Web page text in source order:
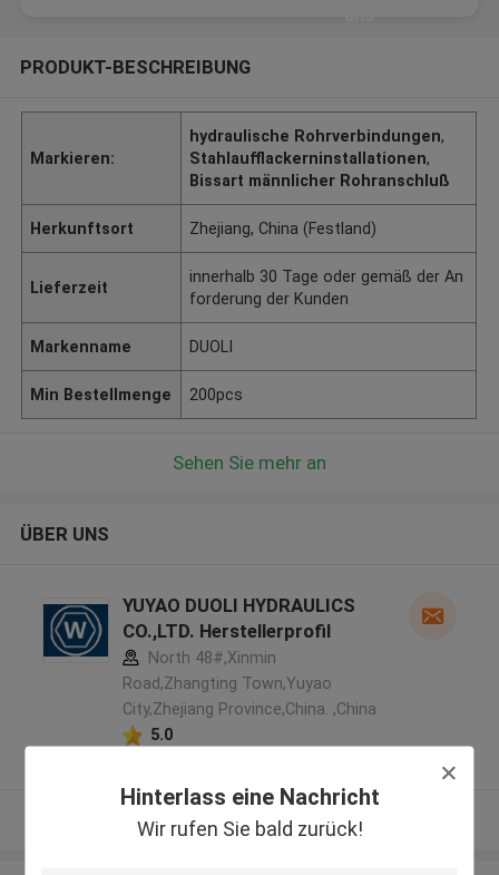
Hinterlass eine Nachricht
Wir rufen Sie bald zurück!
PRODUKT-BESCHREIBUNG
Markieren:
hydraulische Rohrverbindungen,
Stahlaufflackerninstallationen,
Bissart männlicher Rohranschluß
Herkunftsort Zhejiang, China (Festland)
Lieferzeit
innerhalb 30 Tage oder gemäß der An
forderung der Kunden
Markenname DUOLI
Min Bestellmenge 200pcs
Sehen Sie mehr an
ÜBER UNS
YUYAO DUOLI HYDRAULICS
CO.,LTD. Herstellerprofil
North 48#,Xinmin
Road,Zhangting Town,Yuyao
City,Zhejiang Province,China. ,China
5.0
Sehen Sie mehr an